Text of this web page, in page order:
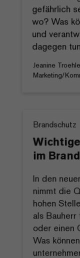
gefährlich
wo? Was
und
dagegen
Jeanine
Marketing/
Brandschutz
im
In den
nimmt die
hohen
als Bauherr
oder einen
Was